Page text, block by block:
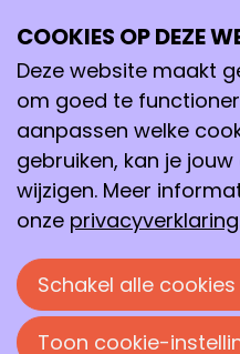
Margreet Heithuis
De selectiecommissie
afstudeerverslag van
beoordeeld,
opleiding
Biotechnisch analist
Groningen met een
consultancy in
2018. Zij is hier in juli
Margreet heeft,
COOKIES OP DEZE
Deze website maakt
om goed te
aanpassen welke
gebruiken, kan je
wijzigen. Meer
onze privacyverklaring
Schakel alle cookies
Toon cookie-